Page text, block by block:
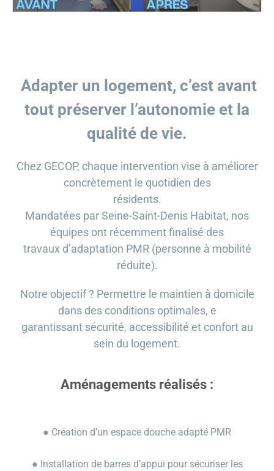
Adapter un logement, c’est avant
tout préserver l’autonomie et la
qualité de vie.
Chez GECOP, chaque intervention vise à améliorer
concrètement le quotidien des
résidents.
Mandatées par Seine-Saint-Denis Habitat, nos
équipes ont récemment finalisé des
travaux d’adaptation PMR (personne à mobilité
réduite).
Notre objectif ? Permettre le maintien à domicile
dans des conditions optimales, e
garantissant sécurité, accessibilité et confort au
sein du logement.
Aménagements réalisés :
● Création d’un espace douche adapté PMR
● Installation de barres d’appui pour sécuriser les